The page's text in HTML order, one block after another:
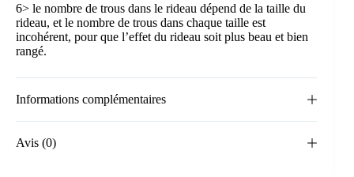
6> le nombre de trous dans le rideau dépend de la taille du
rideau, et le nombre de trous dans chaque taille est
incohérent, pour que l’effet du rideau soit plus beau et bien
rangé.
Informations complémentaires
Avis (0)